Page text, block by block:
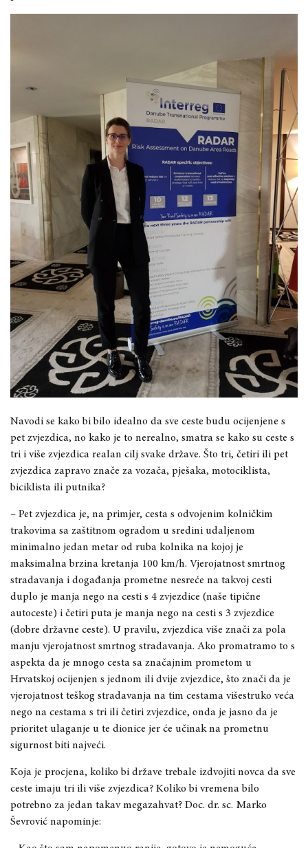
Navodi se kako bi bilo idealno da sve ceste budu ocijenjene s
pet zvjezdica, no kako je to nerealno, smatra se kako su ceste s
tri i više zvjezdica realan cilj svake države. Što tri, četiri ili pet
zvjezdica zapravo znače za vozača, pješaka, motociklista,
biciklista ili putnika?
– Pet zvjezdica je, na primjer, cesta s odvojenim kolničkim
trakovima sa zaštitnom ogradom u sredini udaljenom
minimalno jedan metar od ruba kolnika na kojoj je
maksimalna brzina kretanja 100 km/h. Vjerojatnost smrtnog
stradavanja i događanja prometne nesreće na takvoj cesti
duplo je manja nego na cesti s 4 zvjezdice (naše tipične
autoceste) i četiri puta je manja nego na cesti s 3 zvjezdice
(dobre državne ceste). U pravilu, zvjezdica više znači za pola
manju vjerojatnost smrtnog stradavanja. Ako promatramo to s
aspekta da je mnogo cesta sa značajnim prometom u
Hrvatskoj ocijenjen s jednom ili dvije zvjezdice, što znači da je
vjerojatnost teškog stradavanja na tim cestama višestruko veća
nego na cestama s tri ili četiri zvjezdice, onda je jasno da je
prioritet ulaganje u te dionice jer će učinak na prometnu
sigurnost biti najveći.
Koja je procjena, koliko bi države trebale izdvojiti novca da sve
ceste imaju tri ili više zvjezdica? Koliko bi vremena bilo
potrebno za jedan takav megazahvat? Doc. dr. sc. Marko
Ševrović napominje: